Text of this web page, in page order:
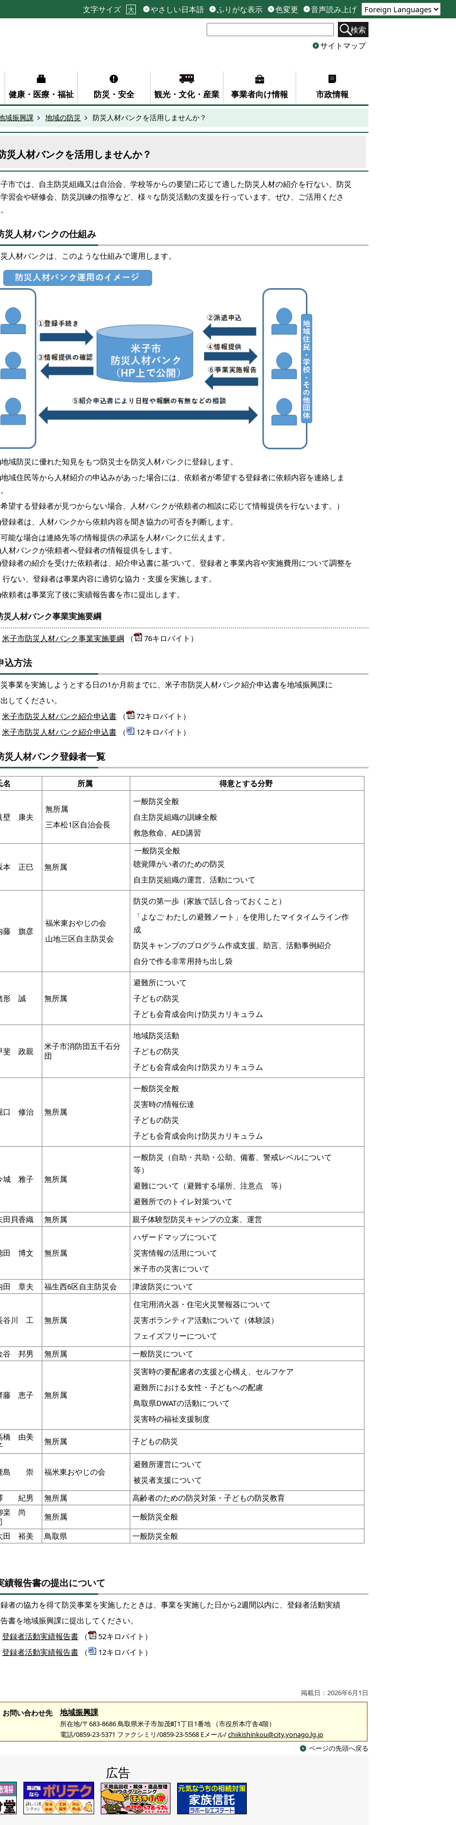
文字サイズ 大 やさしい日本語 ふりがな表示 色変更
音声読み上げ
検索
サイトマップ
健康・医療・福祉 防災・安全 観光・文化・産業 事業者向け情報 市政情報
域振興課 地域の防災 防災人材バンクを活用しませんか？
災人材バンクを活用しませんか？
市では、自主防災組織又は自治会、学校等からの要望に応じて適した防災人材の紹介を行ない、防災
習会や研修会、防災訓練の指導など、様々な防災活動の支援を行っています。ぜひ、ご活用くださ
災人材バンクの仕組み
人材バンクは、このような仕組みで運用します。
地域防災に優れた知見をもつ防災士を防災人材バンクに登録します。
地域住民等から人材紹介の申込みがあった場合には、依頼者が希望する登録者に依頼内容を連絡しま
望する登録者が見つからない場合、人材バンクが依頼者の相談に応じて情報提供を行ないます。）
登録者は、人材バンクから依頼内容を聞き協力の可否を判断します。
な場合は連絡先等の情報提供の承諾を人材バンクに伝えます。
人材バンクが依頼者へ登録者の情報提供をします。
登録者の紹介を受けた依頼者は、紹介申込書に基づいて、登録者と事業内容や実施費用について調整を
い、登録者は事業内容に適切な協力・支援を実施します。
依頼者は事業完了後に実績報告書を市に提出します。
災人材バンク事業実施要綱
米子市防災人材バンク事業実施要綱 （ 76キロバイト）
込方法
事業を実施しようとする日の1か月前までに、米子市防災人材バンク紹介申込書を地域振興課に
してください。
米子市防災人材バンク紹介申込書 （
72キロバイト）
米子市防災人材バンク紹介申込書 （ 12キロバイト）
災人材バンク登録者一覧
名 所属 得意とする分野
壁 康夫
無所属
三本松1区自治会長
一般防災全般
自主防災組織の訓練全般
救急救命、AED講習
本 正巳 無所属
一般防災全般
聴覚障がい者のための防災
自主防災組織の運営、活動について
藤 旗彦
福米東おやじの会
山地三区自主防災会
防災の第一歩（家族で話し合っておくこと）
「よなご わたしの避難ノート」を使用したマイタイムライン作
成
防災キャンプのプログラム作成支援、助言、活動事例紹介
自分で作る非常用持ち出し袋
形 誠 無所属
避難所について
子どもの防災
子ども会育成会向け防災カリキュラム
斐 政親
米子市消防団五千石分
団
地域防災活動
子どもの防災
子ども会育成会向け防災カリキュラム
口 修治 無所属
一般防災全般
災害時の情報伝達
子どもの防災
子ども会育成会向け防災カリキュラム
城 雅子 無所属
一般防災（自助・共助・公助、備蓄、警戒レベルについて
等）
避難について（避難する場所、注意点 等）
避難所でのトイレ対策ついて
田貝香織
無所属 親子体験型防災キャンプの立案、運営
田 博文 無所属
ハザードマップについて
災害情報の活用について
米子市の災害について
田 章夫
福生西6区自主防災会 津波防災について
谷川 工 無所属
住宅用消火器・住宅火災警報器について
災害ボランティア活動について（体験談）
フェイズフリーについて
谷 邦男
無所属 一般防災について
藤 恵子 無所属
災害時の要配慮者の支援と心構え、セルフケア
避難所における女性・子どもへの配慮
鳥取県DWATの活動について
災害時の福祉支援制度
橋 由美
無所属 子どもの防災
島 崇 福米東おやじの会
避難所運営について
被災者支援について
紀男
無所属
高齢者のための防災対策・子どもの防災教育
楽 尚
無所属
一般防災全般
田 裕美
鳥取県 一般防災全般
績報告書の提出について
者の協力を得て防災事業を実施したときは、事業を実施した日から2週間以内に、登録者活動実績
書を地域振興課に提出してください。
登録者活動実績報告書 （
52キロバイト）
登録者活動実績報告書 （ 12キロバイト）
掲載日：2026年6月1日
お問い合わせ先 地域振興課
所在地/〒683-8686 鳥取県米子市加茂町1丁目1番地 （市役所本庁舎4階）
電話/0859-23-5371 ファクシミリ/0859-23-5568 Eメール/chiikishinkou@city.yonago.lg.jp
ページの先頭へ戻る
広告